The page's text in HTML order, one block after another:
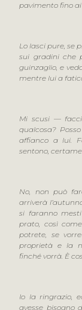
pavimento fino
Lo lasci pure, se
sui gradini che
guinzaglio, e
mentre lui a
Mi scusi —
qualcosa?
affianco a lui.
sentono,
No, non può
arriverà
si faranno
prato, così
potrete, se
proprietà e la
finché vorrà. È
Io la ringrazio,
avesse bisogno